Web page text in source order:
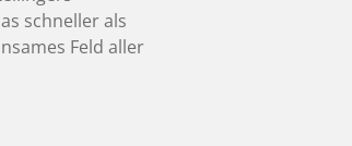
schneller als
Feld aller